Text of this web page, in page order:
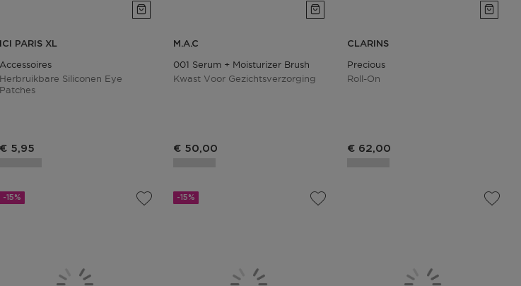
ICI PARIS XL
Accessoires
Herbruikbare Siliconen Eye
Patches
Productprijs
€ 5,95
M.A.C
001 Serum + Moisturizer Brush
Kwast Voor Gezichtsverzorging
€ 50,00
CLARINS
Precious
Roll-On
€ 62,00
-15% -15%